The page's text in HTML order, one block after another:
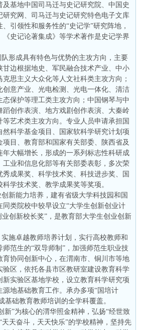
基地中国司马迁与史记研究院、中国史
研究网、司马迁与史记研究特色电子文库
引领性和服务性的“史记学”研究阵地，
史记论著集成》等学术著作是史记学界
形成具有特色与优势的主攻方向，主要
甘边根据地史、军民融合技术产业、中小
思主义大众化等人文社科类主攻方向；
创意产业、光电检测、光电一体化、清洁
保护等理工类主攻方向；中国钢琴与中
蹈创作表演、地方戏剧创作表演、大秦岭
等艺术类主攻方向。专业人员申请承担国
科学基金项目、国家软科学研究计划项
项目、教育部和国家有关部委、陕西省及
年大幅增长，形成的一系列标志性科研成
工业和信息化部等有关部委表彰，多次荣
成果奖、科学技术奖、科技进步奖、国
学技术奖、教学成果奖等奖项。
新能力培养，建有省级大学科技园和国
类院校中较早设立“大学生创新创业计
创新校长奖”，是教育部大学生创业创新
施卓越教师培养计划，实行高校教师和
范生的“双导师制”，加强师范生职业技
育协同创新中心，在渭南市、铜川市等地
验区，依托各县市区教研室建设教育科学
实验区基地学校，设立教育科学研究项
源地基础教育工作。承办多项“国培计
基础教育教师培训的全学科覆盖。
新”为核心的渭华照金精神，弘扬“经世致
天天奋斗，天天快乐”的学校精神，坚持先